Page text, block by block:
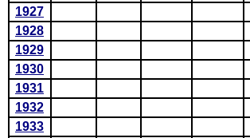
1927
1928
1929
1930
1931
1932
1933